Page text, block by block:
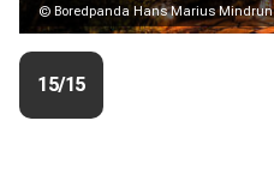
© Boredpanda Hans Marius Mindrun
15/15